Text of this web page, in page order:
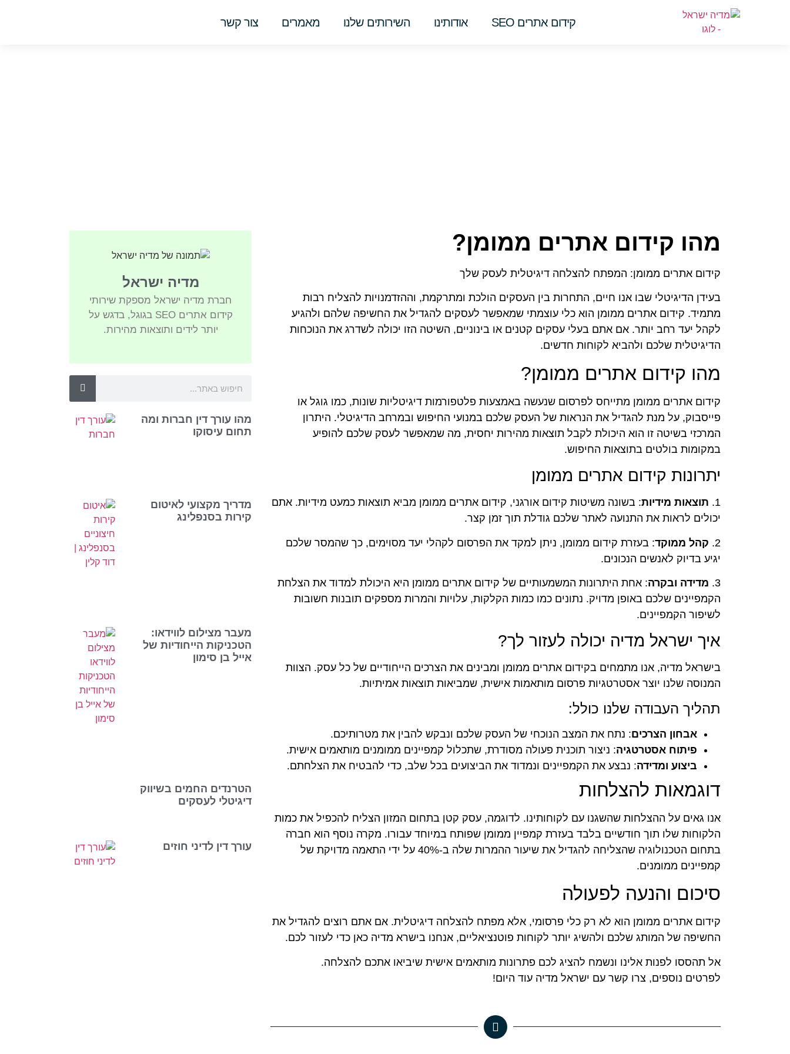
קידום אתרים SEO אודותינו השירותים שלנו מאמרים צור קשר
מהו קידום אתרים ממומן?
קידום אתרים ממומן: המפתח להצלחה דיגיטלית לעסק שלך
בעידן הדיגיטלי שבו אנו חיים, התחרות בין העסקים הולכת ומתרקמת, וההזדמנויות להצליח רבות
מתמיד. קידום אתרים ממומן הוא כלי עוצמתי שמאפשר לעסקים להגדיל את החשיפה שלהם ולהגיע
לקהל יעד רחב יותר. אם אתם בעלי עסקים קטנים או בינוניים, השיטה הזו יכולה לשדרג את הנוכחות
הדיגיטלית שלכם ולהביא לקוחות חדשים.
מהו קידום אתרים ממומן?
קידום אתרים ממומן מתייחס לפרסום שנעשה באמצעות פלטפורמות דיגיטליות שונות, כמו גוגל או
פייסבוק, על מנת להגדיל את הנראות של העסק שלכם במנועי החיפוש ובמרחב הדיגיטלי. היתרון
המרכזי בשיטה זו הוא היכולת לקבל תוצאות מהירות יחסית, מה שמאפשר לעסק שלכם להופיע
במקומות בולטים בתוצאות החיפוש.
יתרונות קידום אתרים ממומן
1. תוצאות מידיות: בשונה משיטות קידום אורגני, קידום אתרים ממומן מביא תוצאות כמעט מידיות. אתם
יכולים לראות את התנועה לאתר שלכם גודלת תוך זמן קצר.
2. קהל ממוקד: בעזרת קידום ממומן, ניתן למקד את הפרסום לקהלי יעד מסוימים, כך שהמסר שלכם
יגיע בדיוק לאנשים הנכונים.
3. מדידה ובקרה: אחת היתרונות המשמעותיים של קידום אתרים ממומן היא היכולת למדוד את הצלחת
הקמפיינים שלכם באופן מדויק. נתונים כמו כמות הקלקות, עלויות והמרות מספקים תובנות חשובות
לשיפור הקמפיינים.
איך ישראל מדיה יכולה לעזור לך?
בישראל מדיה, אנו מתמחים בקידום אתרים ממומן ומבינים את הצרכים הייחודיים של כל עסק. הצוות
המנוסה שלנו יוצר אסטרטגיות פרסום מותאמות אישית, שמביאות תוצאות אמיתיות.
תהליך העבודה שלנו כולל:
אבחון הצרכים: נתח את המצב הנוכחי של העסק שלכם ונבקש להבין את מטרותיכם.
פיתוח אסטרטגיה: ניצור תוכנית פעולה מסודרת, שתכלול קמפיינים ממומנים מותאמים אישית.
ביצוע ומדידה: נבצע את הקמפיינים ונמדוד את הביצועים בכל שלב, כדי להבטיח את הצלחתם.
דוגמאות להצלחות
אנו גאים על ההצלחות שהשגנו עם לקוחותינו. לדוגמה, עסק קטן בתחום המזון הצליח להכפיל את כמות
הלקוחות שלו תוך חודשיים בלבד בעזרת קמפיין ממומן שפותח במיוחד עבורו. מקרה נוסף הוא חברה
בתחום הטכנולוגיה שהצליחה להגדיל את שיעור ההמרות שלה ב-40% על ידי התאמה מדויקת של
קמפיינים ממומנים.
סיכום והנעה לפעולה
קידום אתרים ממומן הוא לא רק כלי פרסומי, אלא מפתח להצלחה דיגיטלית. אם אתם רוצים להגדיל את
החשיפה של המותג שלכם ולהשיג יותר לקוחות פוטנציאליים, אנחנו בישרא מדיה כאן כדי לעזור לכם.
אל תהססו לפנות אלינו ונשמח להציג לכם פתרונות מותאמים אישית שיביאו אתכם להצלחה.
לפרטים נוספים, צרו קשר עם ישראל מדיה עוד היום!
מדיה ישראל
חברת מדיה ישראל מספקת שירותי
קידום אתרים SEO בגוגל, בדגש על
יותר לידים ותוצאות מהירות.
מהו עורך דין חברות ומה
תחום עיסוקו
מדריך מקצועי לאיטום
קירות בסנפלינג
מעבר מצילום לווידאו:
הטכניקות הייחודיות של
אייל בן סימון
הטרנדים החמים בשיווק
דיגיטלי לעסקים
עורך דין לדיני חוזים